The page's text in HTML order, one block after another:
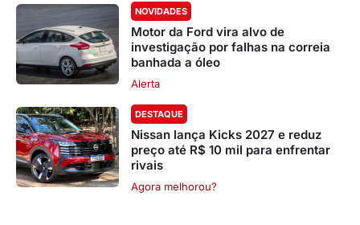
NOVIDADES
Motor da Ford vira alvo de
investigação por falhas na correia
banhada a óleo
Alerta
DESTAQUE
Nissan lança Kicks 2027 e reduz
preço até R$ 10 mil para enfrentar
rivais
Agora melhorou?